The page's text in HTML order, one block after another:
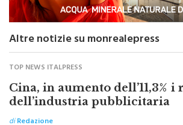
Altre notizie su monrealepress
TOP NEWS ITALPRESS
Cina, in aumento dell’11,3% i
dell’industria pubblicitaria